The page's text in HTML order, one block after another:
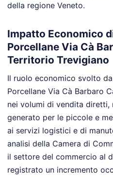
della regione Veneto.
Impatto Economico
Porcellane Via Cà
Territorio Trevigiano
Il ruolo economico svolto
Porcellane Via Cà Barbaro
nei volumi di vendita diretti,
generato per le piccole e
ai servizi logistici e di
analisi della Camera di
il settore del commercio al
registrato un incremento